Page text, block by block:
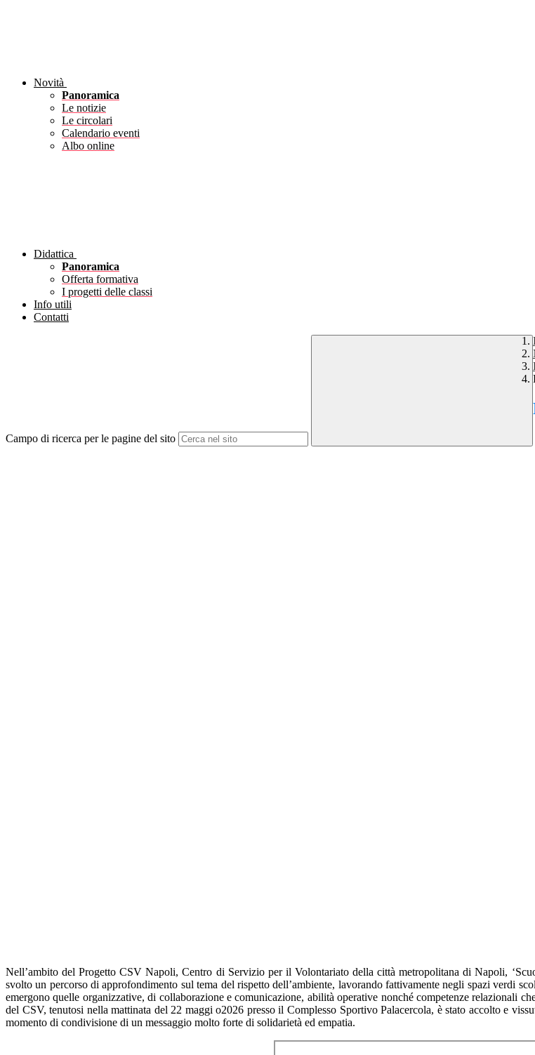
Novità
Panoramica
Le notizie
Le circolari
Calendario eventi
Albo online
Didattica
Panoramica
Offerta formativa
I progetti delle classi
Info utili
Contatti
Campo di ricerca per le pagine del sito
Nell’ambito del Progetto CSV Napoli, Centro di Servizio per il Volontariato della città metropolitana di Napoli,
svolto un percorso di approfondimento sul tema del rispetto dell’ambiente, lavorando fattivamente negli spazi verdi
emergono quelle organizzative, di collaborazione e comunicazione, abilità operative nonché competenze relazionali
del CSV, tenutosi nella mattinata del 22 maggi o2026 presso il Complesso Sportivo Palacercola, è stato accolto e
momento di condivisione di un messaggio molto forte di solidarietà ed empatia.